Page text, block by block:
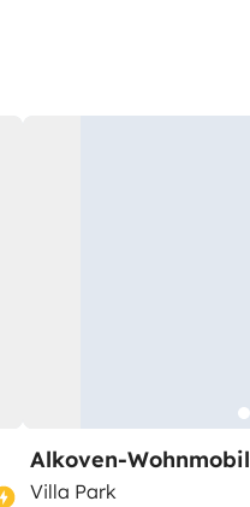
Alkoven-Wohnmobil
Villa Park